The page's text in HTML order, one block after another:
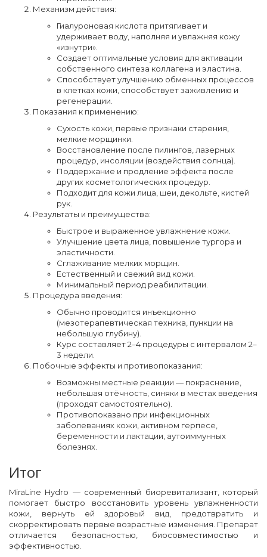
Механизм действия:
Гиалуроновая кислота притягивает и
удерживает воду, наполняя и увлажняя кожу
«изнутри».
Создает оптимальные условия для активации
собственного синтеза коллагена и эластина.
Способствует улучшению обменных процессов
в клетках кожи, способствует заживлению и
регенерации.
Показания к применению:
Сухость кожи, первые признаки старения,
мелкие морщинки.
Восстановление после пилингов, лазерных
процедур, инсоляции (воздействия солнца).
Поддержание и продление эффекта после
других косметологических процедур.
Подходит для кожи лица, шеи, декольте, кистей
рук.
Результаты и преимущества:
Быстрое и выраженное увлажнение кожи.
Улучшение цвета лица, повышение тургора и
эластичности.
Сглаживание мелких морщин.
Естественный и свежий вид кожи.
Минимальный период реабилитации.
Процедура введения:
Обычно проводится инъекционно
(мезотерапевтическая техника, пункции на
небольшую глубину).
Курс составляет 2–4 процедуры с интервалом 2–
3 недели.
Побочные эффекты и противопоказания:
Возможны местные реакции — покраснение,
небольшая отёчность, синяки в местах введения
(проходят самостоятельно).
Противопоказано при инфекционных
заболеваниях кожи, активном герпесе,
беременности и лактации, аутоиммунных
болезнях.
Итог
MiraLine Hydro — современный биоревитализант, который
помогает быстро восстановить уровень увлажненности
кожи, вернуть ей здоровый вид, предотвратить и
скорректировать первые возрастные изменения. Препарат
отличается безопасностью, биосовместимостью и
эффективностью.